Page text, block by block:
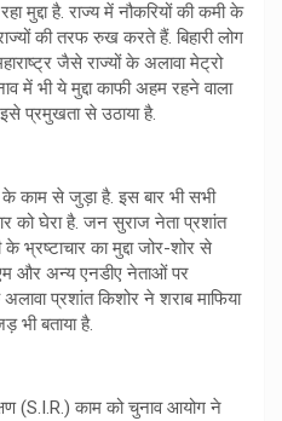
मुद्दा है. राज्य में नौकरियों की कमी के
की तरफ रुख करते हैं. बिहारी लोग
जैसे राज्यों के अलावा मेट्रो
भी ये मुद्दा काफी अहम रहने वाला
प्रमुखता से उठाया है.
के काम से जुड़ा है. इस बार भी सभी
को घेरा है. जन सुराज नेता प्रशांत
भ्रष्टाचार का मुद्दा जोर-शोर से
और अन्य एनडीए नेताओं पर
प्रशांत किशोर ने शराब माफिया
भी बताया है.
(S.I.R.) काम को चुनाव आयोग ने